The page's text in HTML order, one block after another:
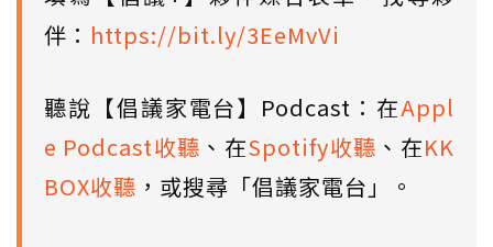
伴： https://bit.ly/3EeMvVi
聽說【倡議家電台】Podcast：在Appl
e Podcast收聽 、在Spotify收聽 、在KK
BOX收聽 ，或搜尋「倡議家電台」。